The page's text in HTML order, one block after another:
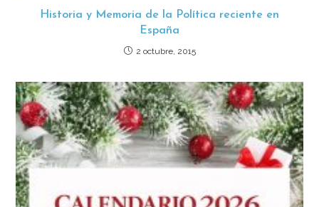
Historia y Memoria de la Política reciente en
España
2 octubre, 2015